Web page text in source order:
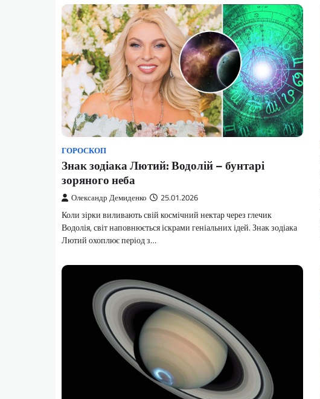
ГОРОСКОП
Знак зодіака Лютий: Водолій – бунтарі
зоряного неба
Олександр Демиденко 25.01.2026
Коли зірки виливають свій космічний нектар через глечик
Водолія, світ наповнюється іскрами геніальних ідей. Знак зодіака
Лютий охоплює період з…